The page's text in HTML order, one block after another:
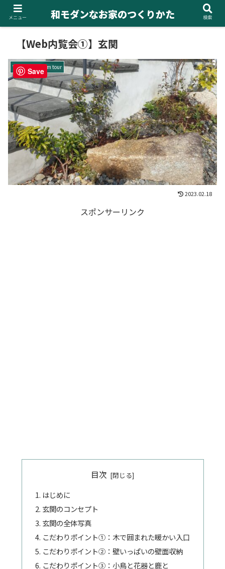
【Web内覧会①】玄関
Web内覧会/room tour
2023.02.18
スポンサーリンク
目次
はじめに
玄関のコンセプト
玄関の全体写真
こだわりポイント①：木で囲まれた暖かい入口
こだわりポイント②：壁いっぱいの壁面収納
こだわりポイント③：小鳥と花器と鹿と
メニュー 和モダンなお家のつくりかた 検索
Save